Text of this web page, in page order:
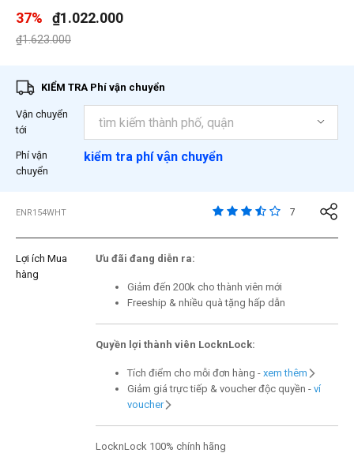
37%
₫1.022.000
Giá giảm xuống từ
₫1.623.000đến
KIỂM TRA Phí vận chuyển
Vận chuyển
tới
Phí vận
chuyển
kiểm tra phí vận chuyển
ENR154WHT 4,8 trên đánh giá của
7
Lợi ích Mua
hàng
Ưu đãi đang diễn ra:
Giảm đến 200k cho thành viên mới
Freeship & nhiều quà tặng hấp dẫn
Quyền lợi thành viên LocknLock:
Tích điểm cho mỗi đơn hàng - xem thêm
Giảm giá trực tiếp & voucher độc quyền - ví
voucher
LocknLock 100% chính hãng